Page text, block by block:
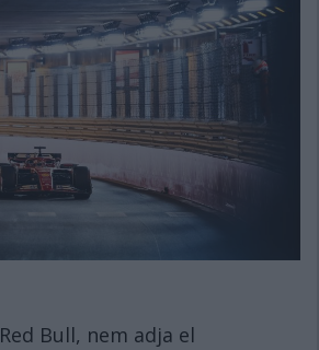
Bull, nem adja el